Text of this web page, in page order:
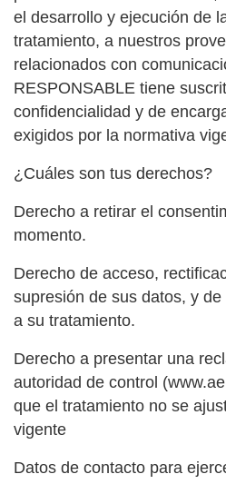
el desarrollo y ejecución de
tratamiento, a nuestros
relacionados con
RESPONSABLE tiene
confidencialidad y de
exigidos por la normativa
¿Cuáles son tus derechos?
Derecho a retirar el
momento.
Derecho de acceso,
supresión de sus datos, y
a su tratamiento.
Derecho a presentar una
autoridad de control
que el tratamiento no se
vigente
Datos de contacto para